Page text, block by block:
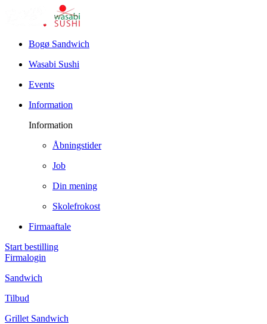
Bogø Sandwich
Wasabi Sushi
Events
Information
Information
Åbningstider
Job
Din mening
Skolefrokost
Firmaaftale
Start bestilling
Firmalogin
Sandwich
Tilbud
Grillet Sandwich